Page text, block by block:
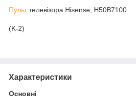
Пульттелевізора Hisense, H50B7100
(K-2)
Характеристики
Основні